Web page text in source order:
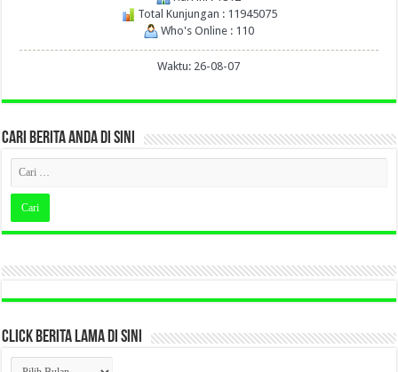
Total Kunjungan : 11945075
Who's Online : 110
Waktu: 26-08-07
CARI BERITA ANDA DI SINI
CLICK BERITA LAMA DI SINI
CLICK